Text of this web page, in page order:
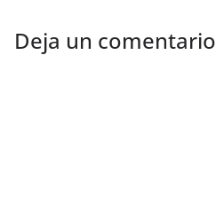
Deja un comentario